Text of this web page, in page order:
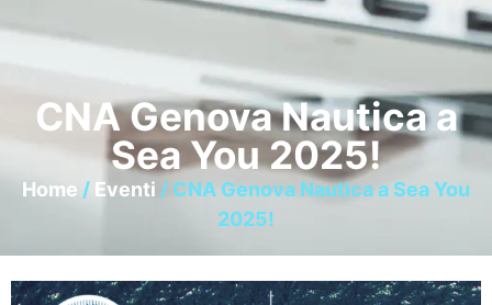
CNA Genova Nautica a
Sea You 2025!
Home / Eventi / CNA Genova Nautica a Sea You
2025!